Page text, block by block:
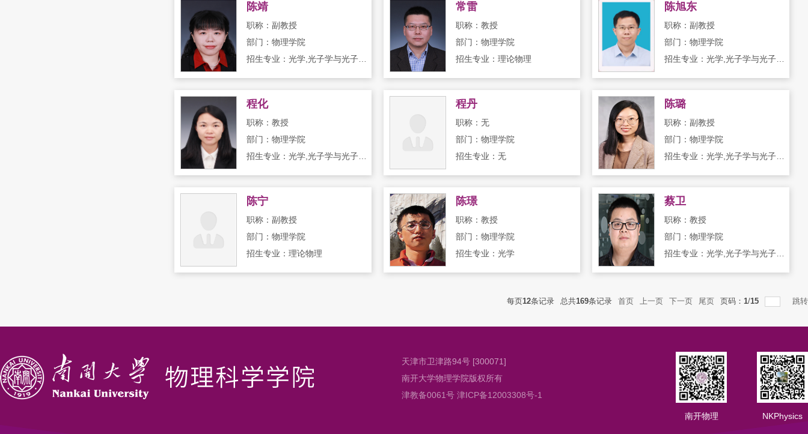
陈靖
职称：副教授
部门：物理学院
常雷
职称：教授
部门：物理学院
招生专业：理论物理
陈旭东
职称：副教授
部门：物理学院
程化
职称：教授
部门：物理学院
程丹
职称：无
部门：物理学院
招生专业：无
陈璐
职称：副教授
部门：物理学院
陈宁
职称：副教授
部门：物理学院
招生专业：理论物理
陈璟
职称：教授
部门：物理学院
招生专业：光学
蔡卫
职称：教授
部门：物理学院
每页12条记录 总共169条记录 首页 上一页 下一页 尾页 页码： 1/15 跳转
天津市卫津路94号 [300071]
南开大学物理学院版权所有
津教备0061号 津ICP备12003308号-1
南开物理 NKPhysics